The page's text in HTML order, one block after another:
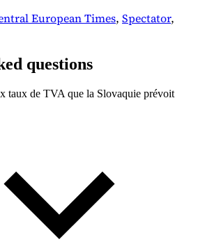
European Times, Spectator,
questions
taux de TVA que la Slovaquie prévoit